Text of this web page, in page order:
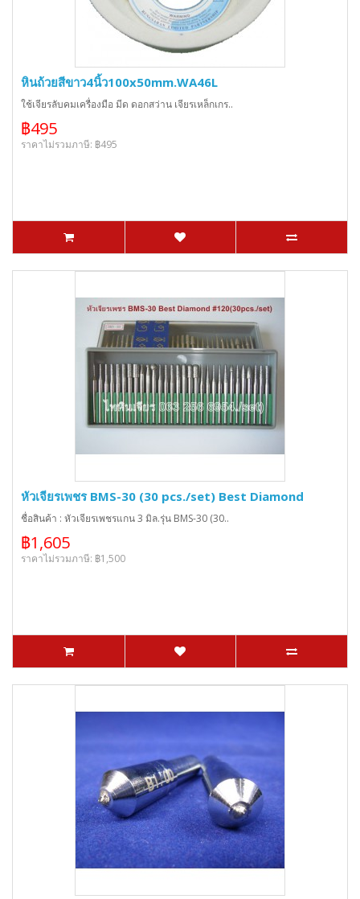
หินถ้วยสีขาว4นิ้ว100x50mm.WA46L
ใช้เจียรลับคมเครื่องมือ มีด ดอกสว่าน เจียรเหล็กเกร..
฿495
ราคาไม่รวมภาษี: ฿495
หัวเจียรเพชร BMS-30 (30 pcs./set) Best Diamond
ชื่อสินค้า : หัวเจียรเพชรแกน 3 มิล.รุ่น BMS-30 (30..
฿1,605
ราคาไม่รวมภาษี: ฿1,500